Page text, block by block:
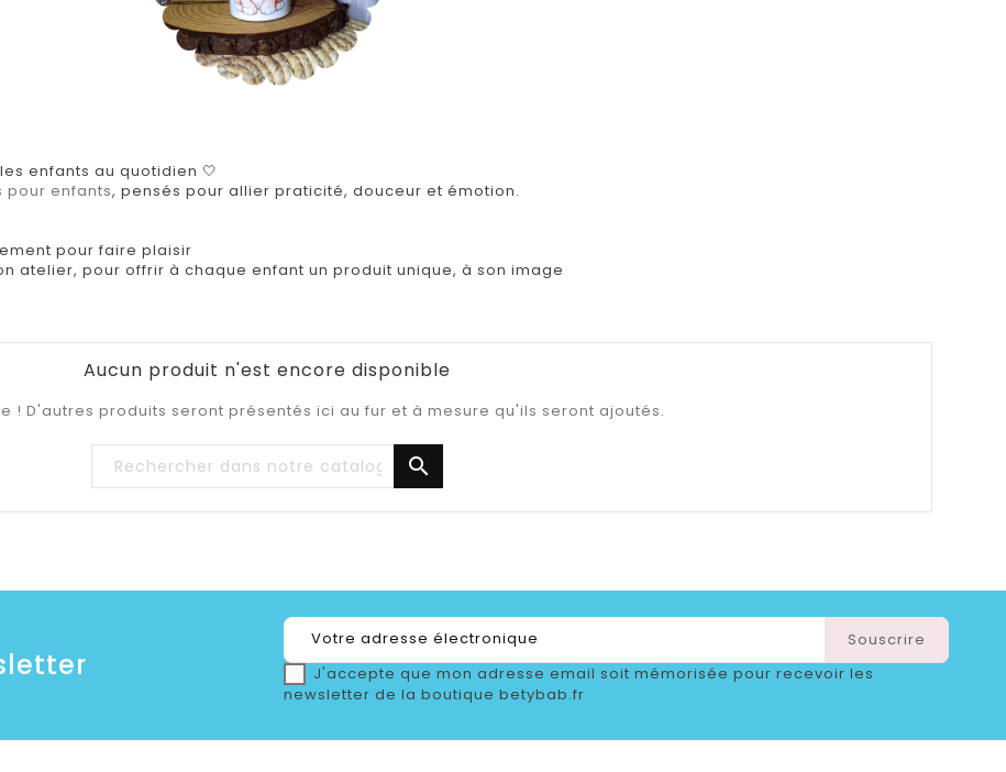
enfants au quotidien 🤍
pour enfants, pensés pour allier praticité, douceur et émotion.
pour faire plaisir
atelier, pour offrir à chaque enfant un produit unique, à son image
Aucun produit n'est encore disponible
! D'autres produits seront présentés ici au fur et à mesure qu'ils seront ajoutés.

J'accepte que mon adresse email soit mémorisée pour recevoir les
newsletter de la boutique betybab.fr